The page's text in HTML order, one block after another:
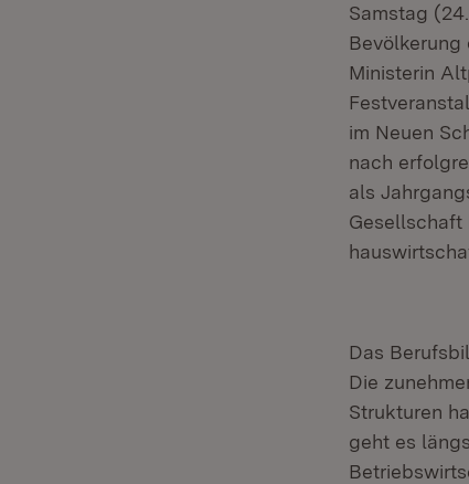
Samstag
Bevölkerung
Ministerin
im Neuen
nach
als
Gesellschaft
Das
Die
Strukturen
geht es